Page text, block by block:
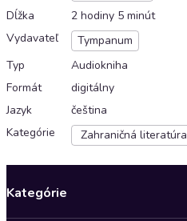
Dĺžka
2 hodiny 5 minút
Vydavateľ
Tympanum
Typ
Audiokniha
Formát
digitálny
Jazyk
čeština
Kategórie
Zahraničná literatúra
Kategórie